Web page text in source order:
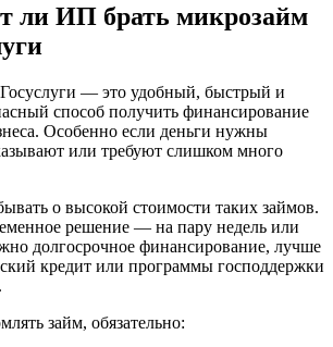
ли ИП брать микрозайм
— это удобный, быстрый и
способ получить финансирование
Особенно если деньги нужны
или требуют слишком много
о высокой стоимости таких займов.
решение — на пару недель или
долгосрочное финансирование, лучше
кредит или программы господдержки
займ, обязательно: